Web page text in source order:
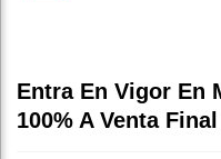
Entra En Vigor En
100% A Venta